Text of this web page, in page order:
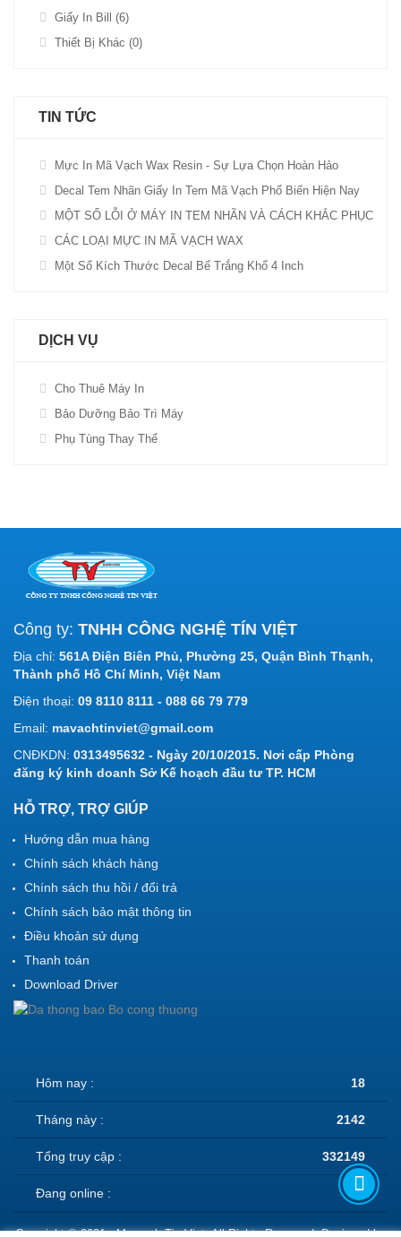
Giấy In Bill (6)
Thiết Bị Khác (0)
TIN TỨC
Mực In Mã Vạch Wax Resin - Sự Lựa Chọn Hoàn Hảo
Decal Tem Nhãn Giấy In Tem Mã Vạch Phổ Biến Hiện Nay
MỘT SỐ LỖI Ở MÁY IN TEM NHÃN VÀ CÁCH KHẮC PHỤC
CÁC LOẠI MỰC IN MÃ VẠCH WAX
Một Số Kích Thước Decal Bế Trắng Khổ 4 Inch
DỊCH VỤ
Cho Thuê Máy In
Bảo Dưỡng Bảo Trì Máy
Phụ Tùng Thay Thế
Công ty: TNHH CÔNG NGHỆ TÍN VIỆT
Địa chỉ: 561A Điện Biên Phủ, Phường 25, Quận Bình Thạnh,
Thành phố Hồ Chí Minh, Việt Nam
Điện thoại: 09 8110 8111 - 088 66 79 779
Email: mavachtinviet@gmail.com
CNĐKDN: 0313495632 - Ngày 20/10/2015. Nơi cấp Phòng
đăng ký kinh doanh Sở Kế hoạch đầu tư TP. HCM
HỖ TRỢ, TRỢ GIÚP
Hướng dẫn mua hàng
Chính sách khách hàng
Chính sách thu hồi / đổi trả
Chính sách bảo mật thông tin
Điều khoản sử dụng
Thanh toán
Download Driver
Hôm nay : 18
Tháng này : 2142
Tổng truy cập : 332149
Đang online : 1
Copyright © 2021 - Ma vach Tin Viet. All Rights Reserved. Designed by